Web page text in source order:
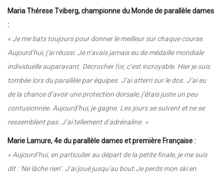
Maria Thérese Tviberg, championne du Monde de parallèle dames
:
« Je me bats toujours pour donner le meilleur sur chaque course.
Aujourd’hui, j’ai réussi. Je n’avais jamais eu de médaille mondiale
individuelle auparavant. Décrocher l’or, c’est incroyable. Hier je suis
tombée lors du parallèle par équipes. J’ai atterri sur le dos. J’ai eu
de la chance d’avoir une protection dorsale, j’étais juste un peu
contusionnée. Aujourd’hui, je gagne. Les jours se suivent et ne se
ressemblent pas. J’ai tellement d’adrénaline. »
Marie Lamure, 4e du parallèle dames et première Française :
« Aujourd’hui, en particulier au départ de la petite finale, je me suis
dit : ‘Ne lâche rien’. J’ai joué jusqu’au bout.Je perds mon ski en